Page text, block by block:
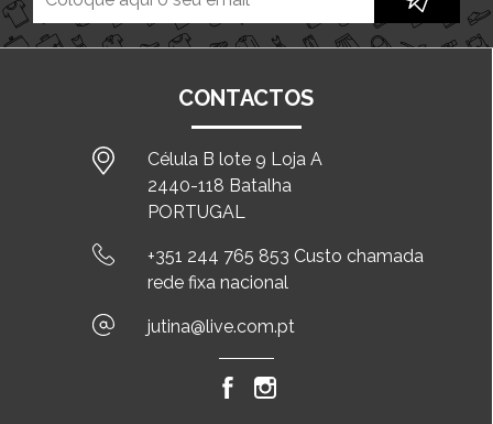
CONTACTOS
Célula B lote 9 Loja A
2440-118 Batalha
PORTUGAL
+351 244 765 853 Custo chamada
rede fixa nacional
jutina@live.com.pt